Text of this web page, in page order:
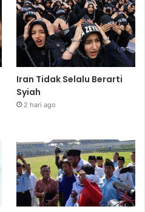
Iran Tidak Selalu Berarti
Syiah
2 hari ago